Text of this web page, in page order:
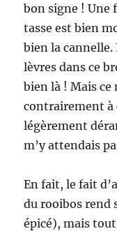
bon signe ! Une
tasse est bien
bien la cannelle.
lèvres dans ce
bien là ! Mais ce
contrairement à
légèrement
m’y attendais
En fait, le fait
du rooibos rend
épicé), mais